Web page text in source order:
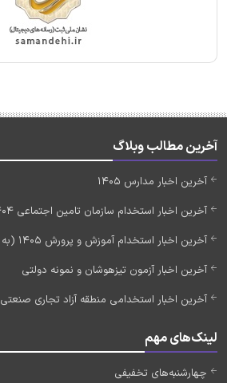
آخرین مطالب وبلاگ
آخرین اخبار مدارس 1405
آخرین اخبار استخدام سازمان تامین اجتماعی 1404 (به زودی)
آخرین اخبار استخدام آموزش و پرورش 1405 (به زودی)
آخرین اخبار آزمون تیزهوشان و نمونه دولتی
آخرین اخبار استخدامی منطقه آزاد تجاری صنعتی 1405
لینک‌های مهم
چهارشنبه‌های تخفیفی